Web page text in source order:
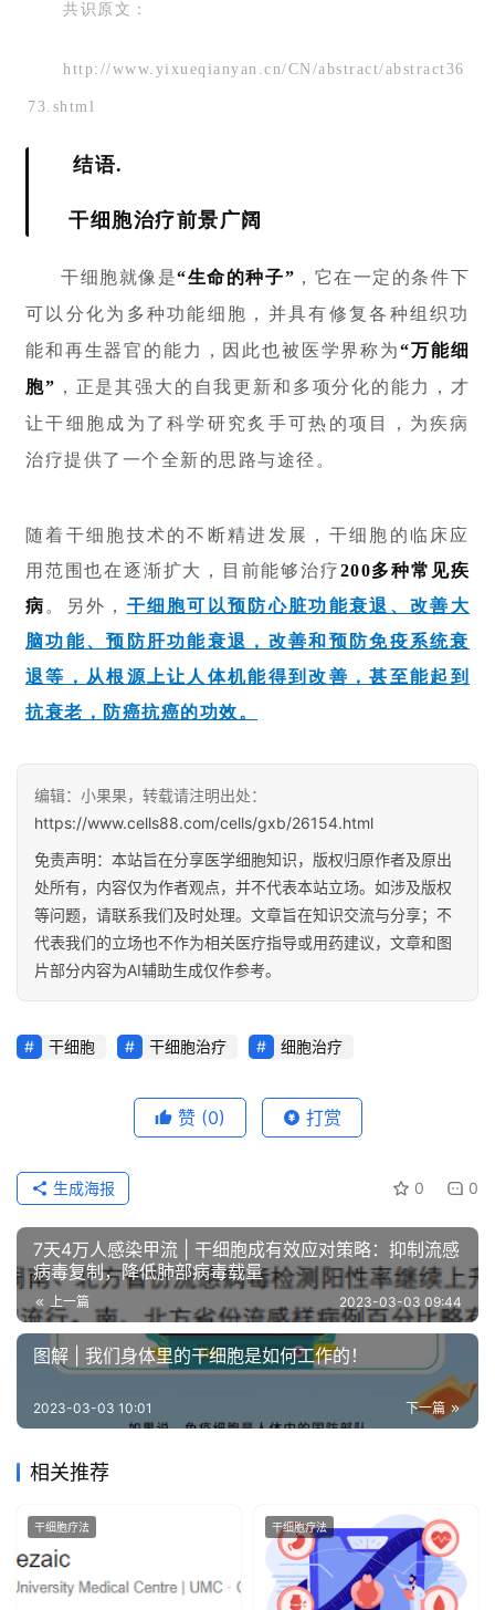
共识原文：
http://www.yixueqianyan.cn/CN/abstract/abstract36
73.shtml
结语.
干细胞治疗前景广阔
干细胞就像是“生命的种子” ，它在一定的条件下
可以分化为多种功能细胞，并具有修复各种组织功
能和再生器官的能力，因此也被医学界称为“万能细
胞” ，正是其强大的自我更新和多项分化的能力，才
让干细胞成为了科学研究炙手可热的项目，为疾病
治疗提供了一个全新的思路与途径。
随着干细胞技术的不断精进发展，干细胞的临床应
用范围也在逐渐扩大，目前能够治疗200多种常见疾
病 。 另外， 干细胞可以预防心脏功能衰退、改善大
脑功能、预防肝功能衰退，改善和预防免疫系统衰
退等 ，从根源上让人体机能得到改善，甚至能起到
抗衰老，防癌抗癌的功效。
编辑：小果果，转载请注明出处：
https://www.cells88.com/cells/gxb/26154.html
免责声明：本站旨在分享医学细胞知识，版权归原作者及原出
处所有，内容仅为作者观点，并不代表本站立场。如涉及版权
等问题，请联系我们及时处理。文章旨在知识交流与分享；不
代表我们的立场也不作为相关医疗指导或用药建议，文章和图
片部分内容为AI辅助生成仅作参考。
干细胞 干细胞治疗 细胞治疗
赞 (0) 打赏
0 0
生成海报
7天4万人感染甲流 | 干细胞成有效应对策略：抑制流感
病毒复制，降低肺部病毒载量
上一篇 2023-03-03 09:44
图解 | 我们身体里的干细胞是如何工作的！
下一篇
2023-03-03 10:01
相关推荐
干细胞疗法 干细胞疗法